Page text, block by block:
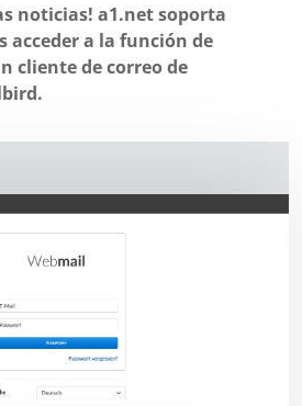
noticias! a1.net soporta
acceder a la función de
cliente de correo de